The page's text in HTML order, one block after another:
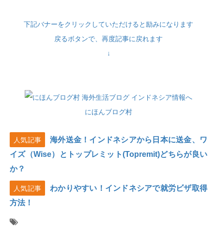
下記バナーをクリックしていただけると励みになります
戻るボタンで、再度記事に戻れます
↓
にほんブログ村
人気記事
海外送金！インドネシアから日本に送金、ワ
イズ（Wise）とトップレミット(Topremit)どちらが良い
か？
人気記事
わかりやすい！インドネシアで就労ビザ取得
方法！